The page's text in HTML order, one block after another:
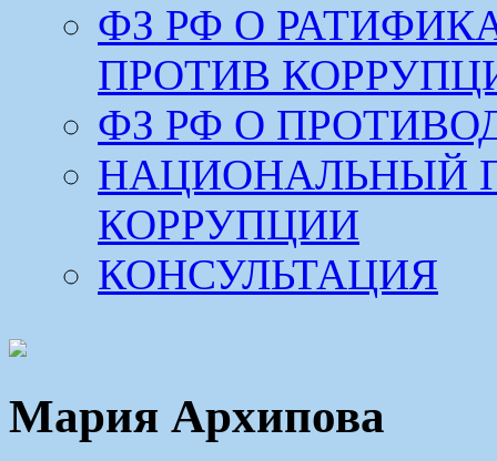
ФЗ РФ О
ПРОТИВ
ФЗ РФ О
НАЦИОНАЛЬНЫЙ
КОРРУПЦИИ
КОНСУЛЬТАЦИЯ
Мария Архипова